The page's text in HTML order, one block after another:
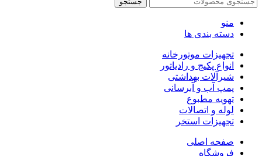
منو
دسته بندی ها
تجهیزات موتورخانه
انواع پکیج و رادیاتور
شیرآلات بهداشتی
پمپ آب و آبرسانی
تهویه مطبوع
لوله و اتصالات
تجهیزات استخر
صفحه اصلی
فروشگاه